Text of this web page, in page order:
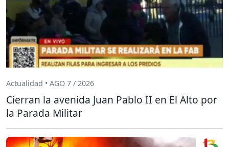
Actualidad • AGO 7 / 2026
Cierran la avenida Juan Pablo II en El Alto por
la Parada Militar